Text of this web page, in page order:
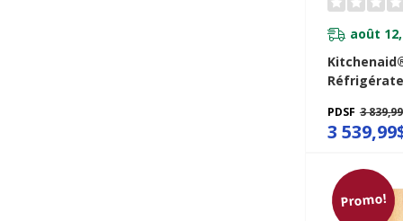
août
de comptoir
PDSF 3
3
Promo!